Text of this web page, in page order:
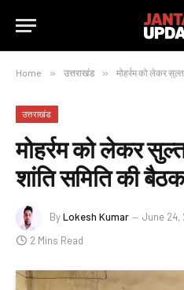
Home » उत्तराखंड » मोहर्रम को लेकर
उत्तराखंड
मोहर्रम को लेकर
शांति समिति की
ByLokesh Kumar June 24,
2 Mins Read